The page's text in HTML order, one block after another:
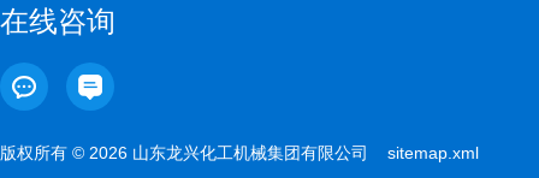
在线咨询
版权所有 © 2026 山东龙兴化工机械集团有限公司 sitemap.xml